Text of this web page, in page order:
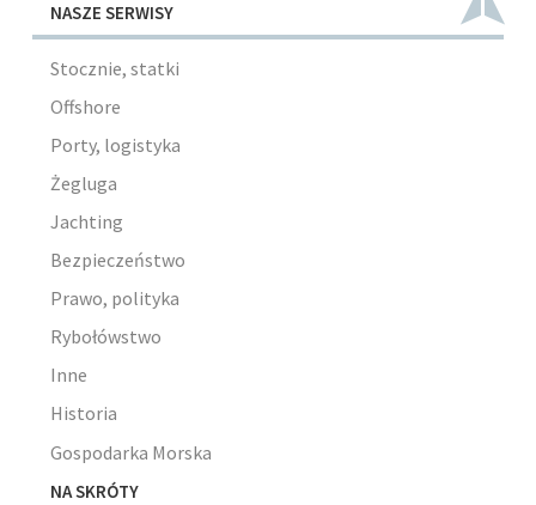
NASZE SERWISY
Stocznie, statki
Offshore
Porty, logistyka
Żegluga
Jachting
Bezpieczeństwo
Prawo, polityka
Rybołówstwo
Inne
Historia
Gospodarka Morska
NA SKRÓTY